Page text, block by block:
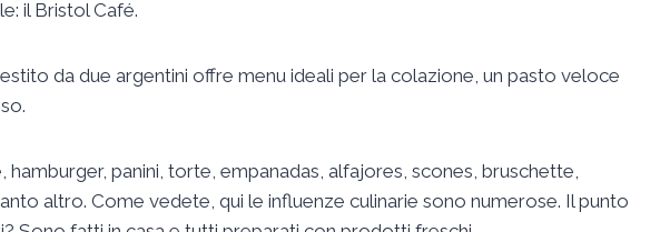
il Bristol Café.
da due argentini offre menu ideali per la colazione, un pasto veloce
hamburger, panini, torte, empanadas, alfajores, scones, bruschette,
altro. Come vedete, qui le influenze culinarie sono numerose. Il punto